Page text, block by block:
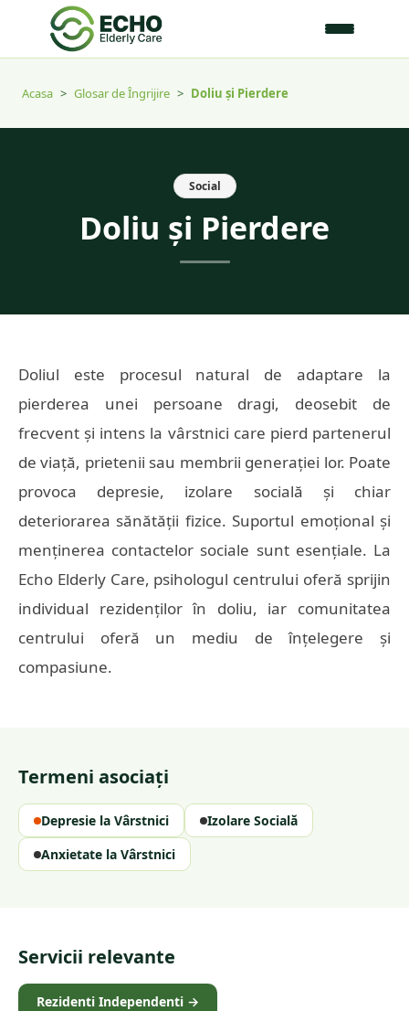
Acasa > Glosar de Îngrijire > Doliu și Pierdere
Social
Doliu și Pierdere
Doliul este procesul natural de adaptare la
pierderea unei persoane dragi, deosebit de
frecvent și intens la vârstnici care pierd partenerul
de viață, prietenii sau membrii generației lor. Poate
provoca depresie, izolare socială și chiar
deteriorarea sănătății fizice. Suportul emoțional și
menținerea contactelor sociale sunt esențiale. La
Echo Elderly Care, psihologul centrului oferă sprijin
individual rezidenților în doliu, iar comunitatea
centrului oferă un mediu de înțelegere și
compasiune.
Termeni asociați
Depresie la Vârstnici
Izolare Socială
Anxietate la Vârstnici
Servicii relevante
Rezidenti Independenti →